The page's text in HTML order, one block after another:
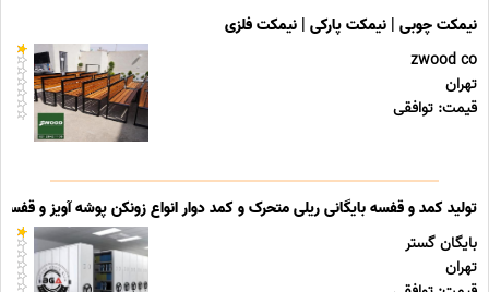
نیمکت چوبی | نیمکت پارکی | نیمکت فلزی
zwood co
تهران
قیمت: توافقی
تولید کمد و قفسه بایگانی ریلی متحرک و کمد دوار انواع زونکن پوشه آویز و قفسه
بایگان گستر
تهران